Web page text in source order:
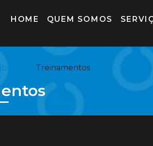
HOME QUEM SOMOS
Treinamentos